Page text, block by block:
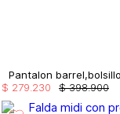
$ 398.900
$ 279 230